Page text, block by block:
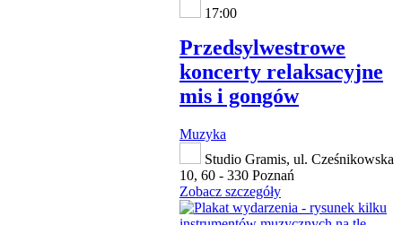
17:00
Przedsylwestrowe
koncerty relaksacyjne
mis i gongów
Muzyka
Studio Gramis, ul. Cześnikowska
10, 60 - 330 Poznań
Zobacz szczegóły